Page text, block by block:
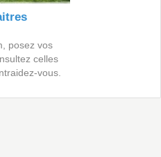
posez vos
celles
vous.